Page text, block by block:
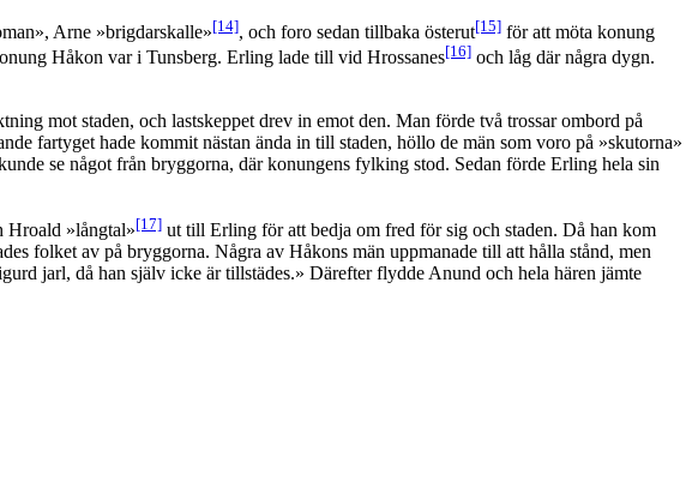
Arne »brigdarskalle»[14], och foro sedan tillbaka österut[15] för att möta konung
Håkon var i Tunsberg. Erling lade till vid Hrossanes[16] och låg där några dygn.
mot staden, och lastskeppet drev in emot den. Man förde två trossar ombord på
fartyget hade kommit nästan ända in till staden, höllo de män som voro på »skutorna»
se något från bryggorna, där konungens fylking stod. Sedan förde Erling hela sin
Hroald »långtal»[17] ut till Erling för att bedja om fred för sig och staden. Då han kom
folket av på bryggorna. Några av Håkons män uppmanade till att hålla stånd, men
jarl, då han själv icke är tillstädes.» Därefter flydde Anund och hela hären jämte